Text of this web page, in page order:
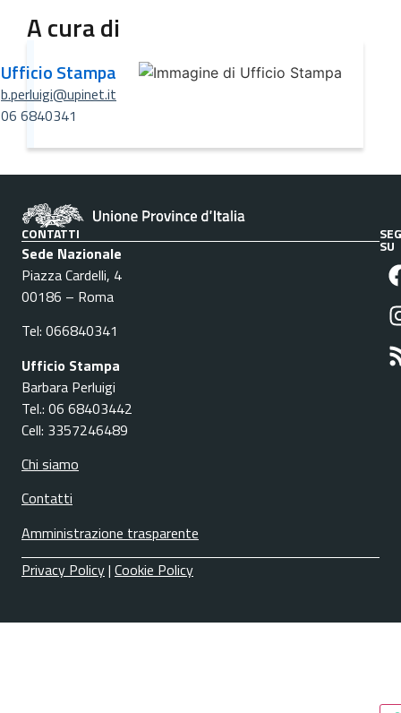
A cura di
Ufficio Stampa
b.perluigi@upinet.it
06 6840341
CONTATTI
Sede Nazionale
Piazza Cardelli, 4
00186 – Roma
Tel: 066840341
Ufficio Stampa
Barbara Perluigi
Tel.: 06 68403442
Cell: 3357246489
Chi siamo
Contatti
Amministrazione trasparente
SU
Privacy Policy| Cookie Policy